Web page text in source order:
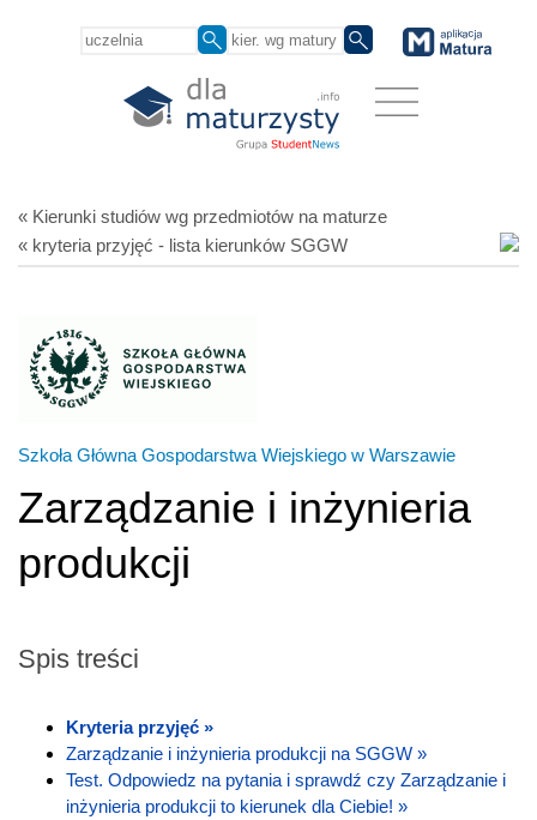
« Kierunki studiów wg przedmiotów na maturze
« kryteria przyjęć - lista kierunków SGGW
Szkoła Główna Gospodarstwa Wiejskiego w Warszawie
Zarządzanie i inżynieria
produkcji
Spis treści
Kryteria przyjęć »
Zarządzanie i inżynieria produkcji na SGGW »
Test. Odpowiedz na pytania i sprawdź czy Zarządzanie i
inżynieria produkcji to kierunek dla Ciebie! »